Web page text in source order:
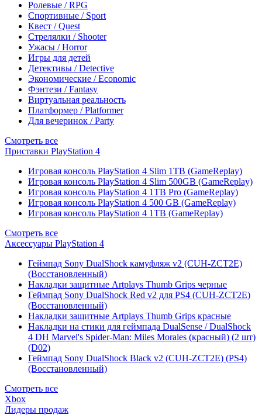
Ролевые / RPG
Спортивные / Sport
Квест / Quest
Стрелялки / Shooter
Ужасы / Horror
Игры для детей
Детективы / Detective
Экономические / Economic
Фэнтези / Fantasy
Виртуальная реальность
Платформер / Platformer
Для вечеринок / Party
Смотреть все
Приставки PlayStation 4
Игровая консоль PlayStation 4 Slim 1TB (GameReplay)
Игровая консоль PlayStation 4 Slim 500GB (GameReplay)
Игровая консоль PlayStation 4 1TB Pro (GameReplay)
Игровая консоль PlayStation 4 500 GB (GameReplay)
Игровая консоль PlayStation 4 1TB (GameReplay)
Смотреть все
Аксессуары PlayStation 4
Геймпад Sony DualShock камуфляж v2 (CUH-ZCT2E)
(Восстановленный)
Накладки защитные Artplays Thumb Grips черные
Геймпад Sony DualShock Red v2 для PS4 (CUH-ZCT2E)
(Восстановленный)
Накладки защитные Artplays Thumb Grips красные
Накладки на стики для геймпада DualSense / DualShock
4 DH Marvel's Spider-Man: Miles Morales (красный) (2 шт)
(D02)
Геймпад Sony DualShock Black v2 (CUH-ZCT2E) (PS4)
(Восстановленный)
Смотреть все
Xbox
Лидеры продаж